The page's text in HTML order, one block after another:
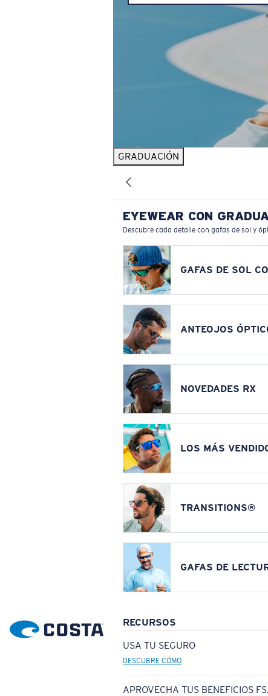
GRADUACIÓN
EYEWEAR CON
Descubre cada detalle con gafas de sol y
GAFAS DE SOL
ANTEOJOS
NOVEDADES RX
LOS MÁS
TRANSITIONS®
GAFAS DE
RECURSOS
USA TU SEGURO
DESCUBRE CÓMO
APROVECHA TUS BENEFICIOS